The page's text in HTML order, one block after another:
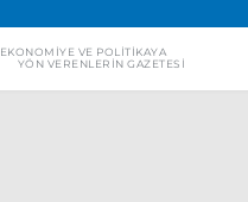
EKONOMIYE VE POLITIKAYA
YÖN VERENLERIN GAZETESI